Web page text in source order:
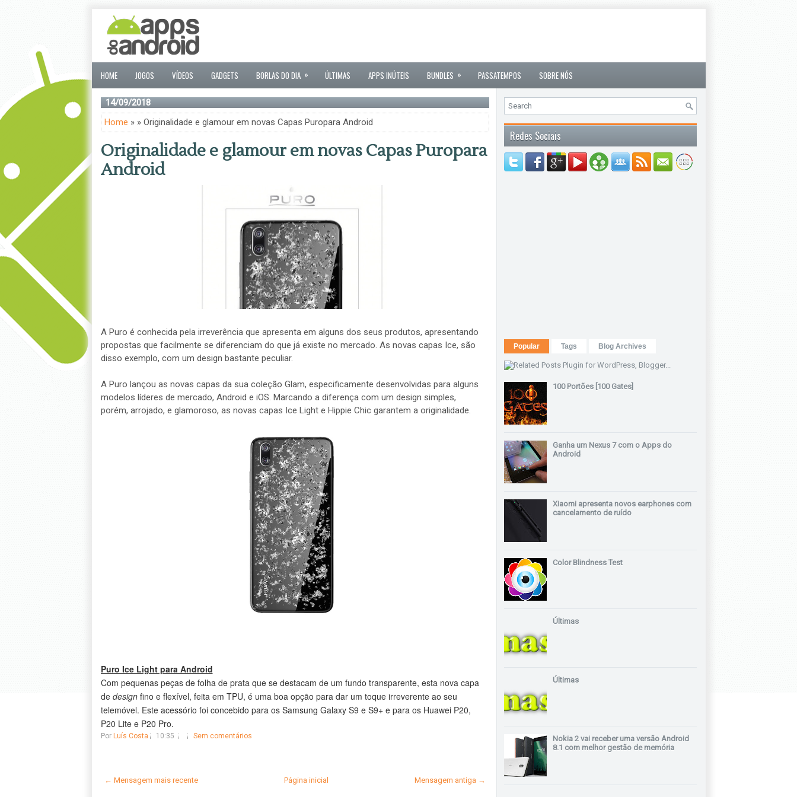
HOME JOGOS VÍDEOS GADGETS BORLAS DO DIA » ÚLTIMAS APPS INÚTEIS BUNDLES » PASSATEMPOS SOBRE NÓS
14/09/2018
Home » » Originalidade e glamour em novas Capas Puropara Android
Originalidade e glamour em novas Capas Puropara
Android
A Puro é conhecida pela irreverência que apresenta em alguns dos seus produtos, apresentando
propostas que facilmente se diferenciam do que já existe no mercado. As novas capas Ice, são
disso exemplo, com um design bastante peculiar.
A Puro lançou as novas capas da sua coleção Glam, especificamente desenvolvidas para alguns
modelos líderes de mercado, Android e iOS. Marcando a diferença com um design simples,
porém, arrojado, e glamoroso, as novas capas Ice Light e Hippie Chic garantem a originalidade.
Puro Ice Light para Android
Com pequenas peças de folha de prata que se destacam de um fundo transparente, esta nova capa
de designfino e flexível, feita em TPU, é uma boa opção para dar um toque irreverente ao seu
telemóvel. Este acessório foi concebido para os Samsung Galaxy S9 e S9+ e para os Huawei P20,
P20 Lite e P20 Pro.
Por Luís Costa 10:35 Sem comentários
← Mensagem mais recente Mensagem antiga →
Página inicial
Redes Sociais
Popular Tags Blog Archives
100 Portões [100 Gates]
Ganha um Nexus 7 com o Apps do
Android
Xiaomi apresenta novos earphones com
cancelamento de ruído
Color Blindness Test
Últimas
Últimas
Nokia 2 vai receber uma versão Android
8.1 com melhor gestão de memória